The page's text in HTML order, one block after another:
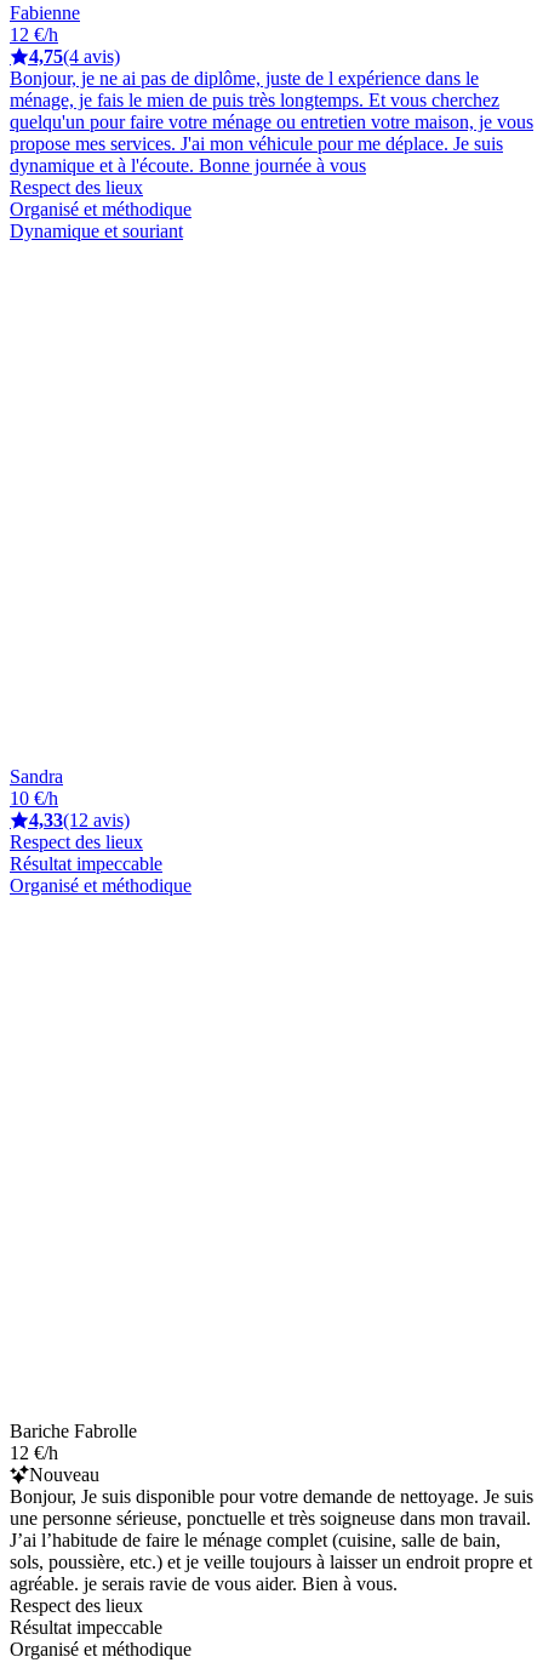
Fabienne
12 €/h
4,75(4 avis)
Bonjour, je ne ai pas de diplôme, juste de l expérience dans le
ménage, je fais le mien de puis très longtemps. Et vous cherchez
quelqu'un pour faire votre ménage ou entretien votre maison, je vous
propose mes services. J'ai mon véhicule pour me déplace. Je suis
dynamique et à l'écoute. Bonne journée à vous
Respect des lieux
Organisé et méthodique
Dynamique et souriant
Sandra
10 €/h
4,33(12 avis)
Respect des lieux
Résultat impeccable
Organisé et méthodique
Bariche Fabrolle
12 €/h
Nouveau
Bonjour, Je suis disponible pour votre demande de nettoyage. Je suis
une personne sérieuse, ponctuelle et très soigneuse dans mon travail.
J’ai l’habitude de faire le ménage complet (cuisine, salle de bain,
sols, poussière, etc.) et je veille toujours à laisser un endroit propre et
agréable. je serais ravie de vous aider. Bien à vous.
Respect des lieux
Résultat impeccable
Organisé et méthodique